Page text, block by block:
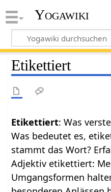
Yogawiki
Etikettiert
Etikettiert: Was
Was bedeutet es,
stammt das Wort?
Adjektiv etikettiert:
Umgangsformen